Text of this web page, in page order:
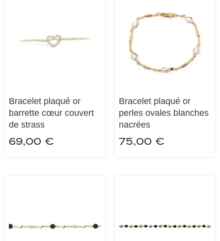
Bracelet plaqué or
barrette cœur couvert
de strass
69,00 €
Bracelet plaqué or
perles ovales blanches
nacrées
75,00 €